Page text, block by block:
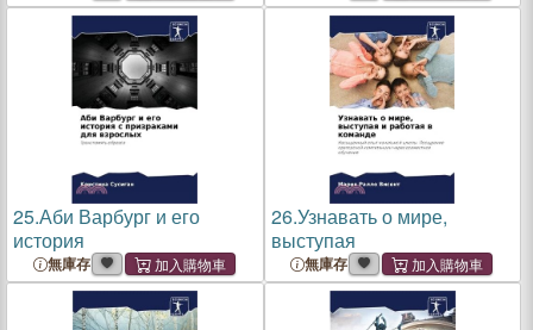
25.Аби Варбург и его
история
無庫存
26.Узнавать о мире,
выступая
無庫存